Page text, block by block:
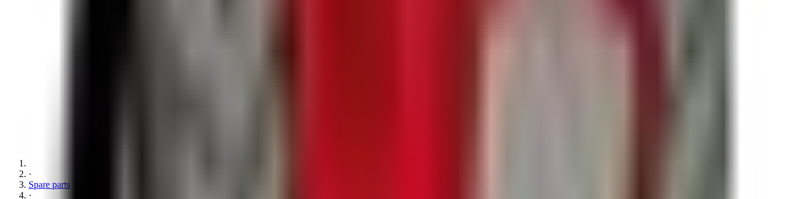
·
Spare parts
·